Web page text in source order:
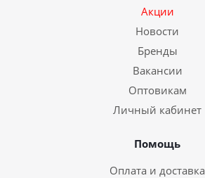
Акции
Новости
Бренды
Вакансии
Оптовикам
Личный кабинет
Помощь
Оплата и доставка